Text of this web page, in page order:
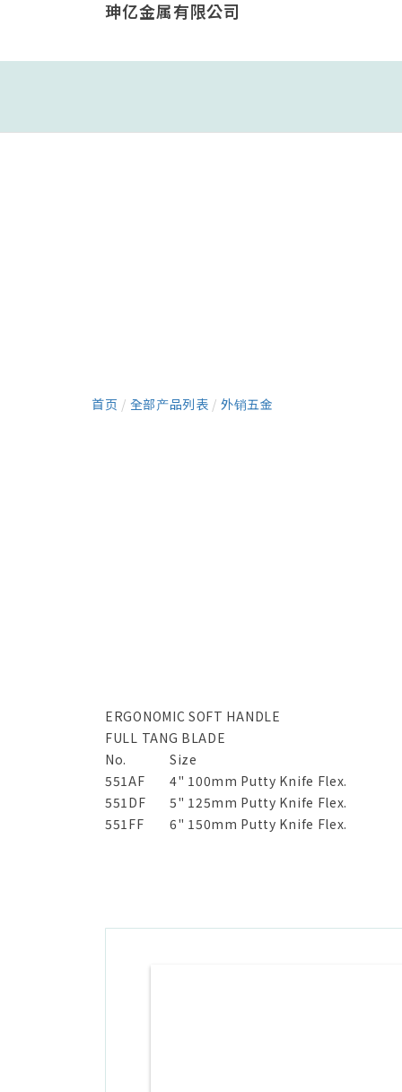
珅亿金属有限公司
首页 / 全部产品列表 / 外销五金
ERGONOMIC SOFT HANDLE
FULL TANG BLADE
No.
Size
551AF
4" 100mm Putty Knife Flex.
551DF
5" 125mm Putty Knife Flex.
551FF
6" 150mm Putty Knife Flex.